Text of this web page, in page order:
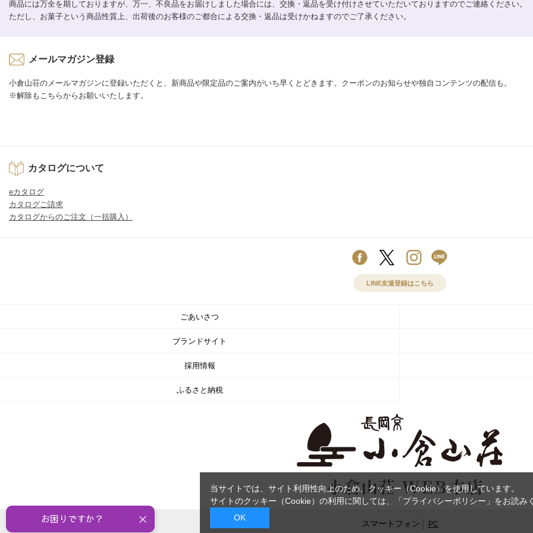
PC
スマートフォン
商品には万全を期しておりますが、万一、不良品をお届けしました場合には、交換・返品を受け付けさせていただいておりますのでご連絡ください。
ただし、お菓子という商品性質上、出荷後のお客様のご都合による交換・返品は受けかねますのでご了承ください。
メールマガジン登録
小倉山荘のメールマガジンに登録いただくと、新商品や限定品のご案内がいち早くとどきます。クーポンのお知らせや独自コンテンツの配信も。
※解除もこちらからお願いいたします。
カタログについて
eカタログ
カタログご請求
カタログからのご注文（一括購入）
LINE友達登録はこちら
ごあいさつ
ブランドサイト
採用情報
ふるさと納税
当サイトでは、サイト利用性向上のため、クッキー（Cookie）を使用しています。
サイトのクッキー（Cookie）の利用に関しては、
「プライバシーポリシー」 をお読み
OK
お困りですか？